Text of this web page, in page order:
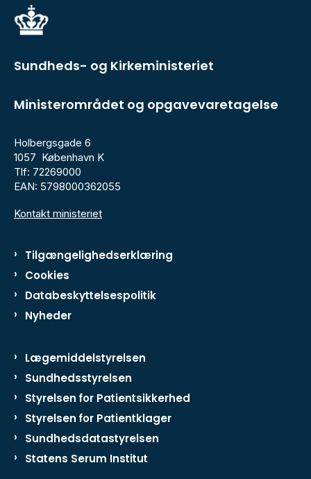
Sundheds- og Kirkeministeriet
Ministerområdet og opgavevaretagelse
Holbergsgade 6
1057 København K
Tlf: 72269000
EAN: 5798000362055
Kontakt ministeriet
Tilgængelighedserklæring
Cookies
Databeskyttelsespolitik
Nyheder
Lægemiddelstyrelsen
Sundhedsstyrelsen
Styrelsen for Patientsikkerhed
Styrelsen for Patientklager
Sundhedsdatastyrelsen
Statens Serum Institut